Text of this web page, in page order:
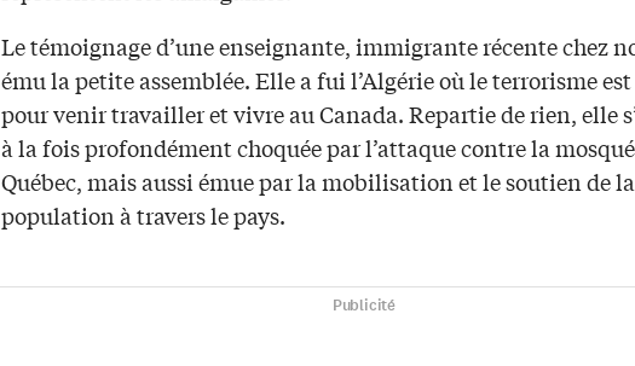
Le témoignage d’une enseignante, immigrante récente chez
ému la petite assemblée. Elle a fui l’Algérie où le terrorisme
pour venir travailler et vivre au Canada. Repartie de rien, elle
à la fois profondément choquée par l’attaque contre la
Québec, mais aussi émue par la mobilisation et le soutien de la
population à travers le pays.
Publicité